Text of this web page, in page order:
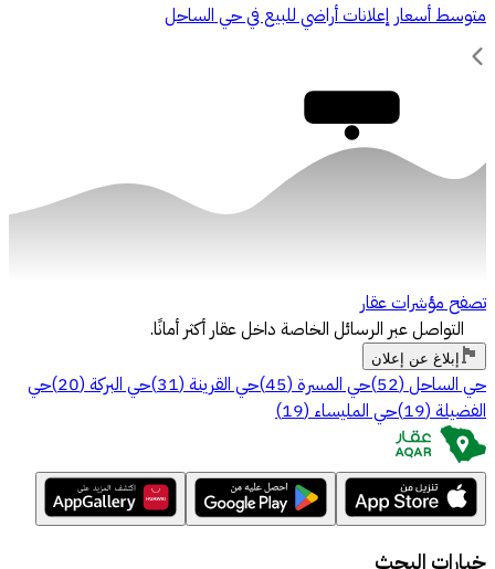
متوسط أسعار إعلانات أراضي للبيع في حي الساحل
تصفح مؤشرات عقار
التواصل عبر الرسائل الخاصة داخل عقار أكثر أمانًا.
إبلاغ عن إعلان
حي الساحل (
52
)حي المسرة (
45
)حي القرينة (
31
)حي البركة (
20
)حي
الفضيلة (
19
)حي المليساء (
19
)
خيارات البحث